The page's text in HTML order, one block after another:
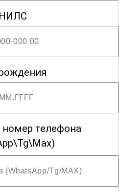
телефона